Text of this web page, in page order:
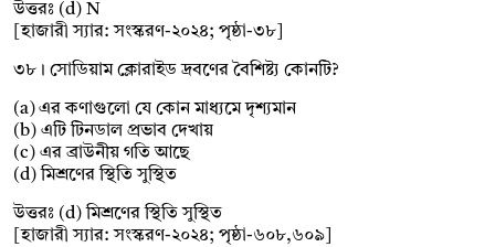
উত্তরঃ (d) N
[হাজারী স্যার: সংস্করণ-২০২৪; পৃষ্ঠা-৩৮]
৩৮। সোডিয়াম ক্লোরাইড দ্রবণের বৈশিষ্ট্য কোনটি?
(a) এর কণাগুলো যে কোন মাধ্যমে দৃশ্যমান
(b) এটি টিনডাল প্রভাব দেখায়
(c) এর ব্রাউনীয় গতি আছে
(d) মিশ্রণের স্থিতি সুস্থিত
উত্তরঃ (d) মিশ্রণের স্থিতি সুস্থিত
[হাজারী স্যার: সংস্করণ-২০২৪; পৃষ্ঠা-৬০৮,৬০৯]